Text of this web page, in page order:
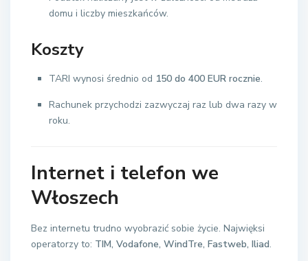
domu i liczby mieszkańców.
Koszty
TARI wynosi średnio od 150 do 400 EUR rocznie.
Rachunek przychodzi zazwyczaj raz lub dwa razy w
roku.
Internet i telefon we
Włoszech
Bez internetu trudno wyobrazić sobie życie. Najwięksi
operatorzy to: TIM, Vodafone, WindTre, Fastweb, Iliad.